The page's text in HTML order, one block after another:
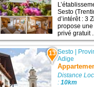
Sesto
d’intérêt : 3
propose
privé gratuit ...
13 Sesto |
Adige
Distance
:10km